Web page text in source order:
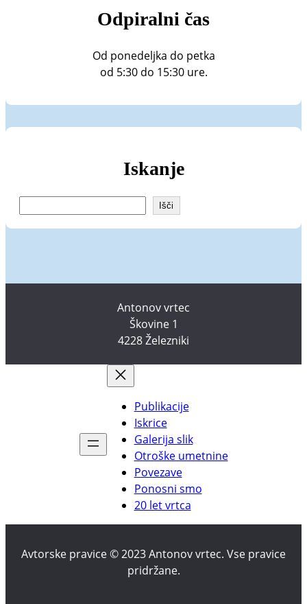
Odpiralni čas
Od ponedeljka do petka
od 5:30 do 15:30 ure.
Iskanje
Išči
Antonov vrtec
Škovine 1
4228 Železniki
Publikacije
Iskrice
Galerija slik
Otroške umetnine
Povezave
Ponosni smo
20 let vrtca
Avtorske pravice © 2023 Antonov vrtec. Vse pravice
pridržane.